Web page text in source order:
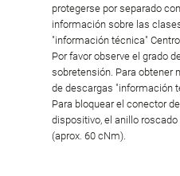
protegerse por separado
información sobre las
"información técnica"
Por favor observe el grado
sobretensión. Para obtener
de descargas "información
Para bloquear el conector
dispositivo, el anillo
(aprox. 60 cNm).